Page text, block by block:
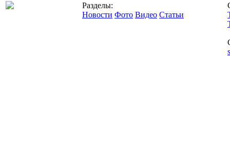
Разделы:
Новости Фото Видео Статьи